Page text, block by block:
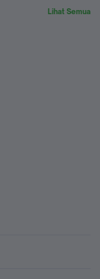
Lihat Semua